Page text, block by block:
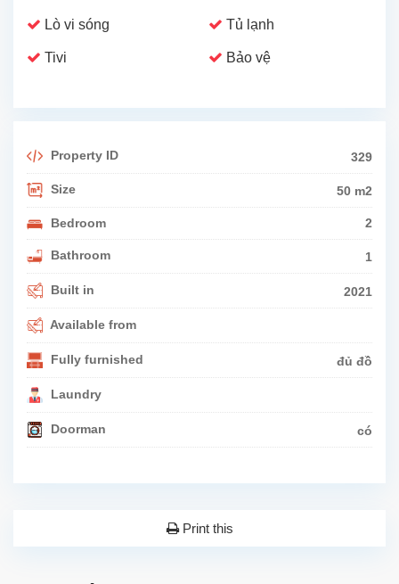
Lò vi sóng Tủ lạnh
Tivi Bảo vệ
Property ID 329
Size 50 m2
Bedroom 2
Bathroom 1
Built in 2021
Available from
Fully furnished đủ đồ
Laundry
Doorman có
Print this